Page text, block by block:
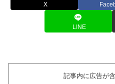
X
LINE
記事内に広告が